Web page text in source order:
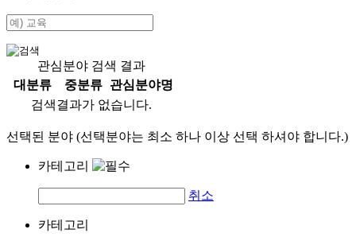
관심분야 검색 결과
대분류
중분류
관심분야명
검색결과가 없습니다.
선택된 분야 (선택분야는 최소 하나 이상 선택 하셔야 합니다.)
카테고리
취소
카테고리